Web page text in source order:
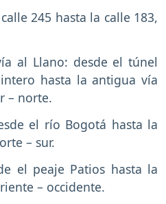
245 hasta la calle 183,
al Llano: desde el túnel
hasta la antigua vía
– norte.
el río Bogotá hasta la
– sur.
el peaje Patios hasta la
– occidente.